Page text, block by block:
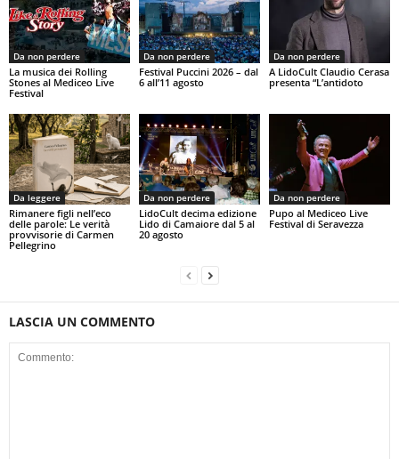
Da non perdere
La musica dei Rolling
Stones al Mediceo Live
Festival
Da non perdere
Festival Puccini 2026 – dal
6 all’11 agosto
Da non perdere
A LidoCult Claudio Cerasa
presenta “L’antidoto
Da leggere
Rimanere figli nell’eco
delle parole: Le verità
provvisorie di Carmen
Pellegrino
Da non perdere
LidoCult decima edizione
Lido di Camaiore dal 5 al
20 agosto
Da non perdere
Pupo al Mediceo Live
Festival di Seravezza
LASCIA UN COMMENTO